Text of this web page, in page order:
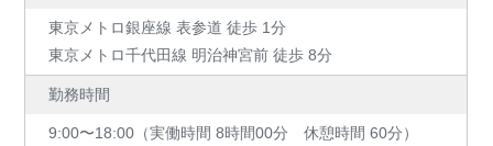
東京メトロ銀座線 表参道 徒歩 1分
東京メトロ千代田線 明治神宮前 徒歩 8分
勤務時間
9:00〜18:00（実働時間 8時間00分 休憩時間 60分）